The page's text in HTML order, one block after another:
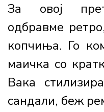
За овој
одбравме
копчиња. Го
маичка со
Вака
сандали, беж